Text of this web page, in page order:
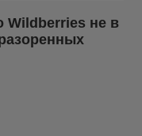
Wildberries не в